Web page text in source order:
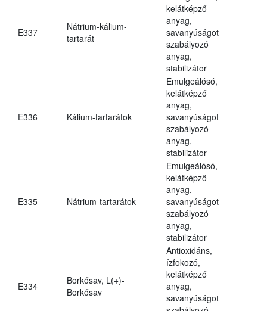
E337
Nátrium-kálium-
tartarát
kelátképző
anyag,
savanyúságot
szabályozó
anyag,
stabilizátor
E336 Kálium-tartarátok
Emulgeálósó,
kelátképző
anyag,
savanyúságot
szabályozó
anyag,
stabilizátor
E335 Nátrium-tartarátok
Emulgeálósó,
kelátképző
anyag,
savanyúságot
szabályozó
anyag,
stabilizátor
E334
Borkősav, L(+)-
Borkősav
Antioxidáns,
ízfokozó,
kelátképző
anyag,
savanyúságot